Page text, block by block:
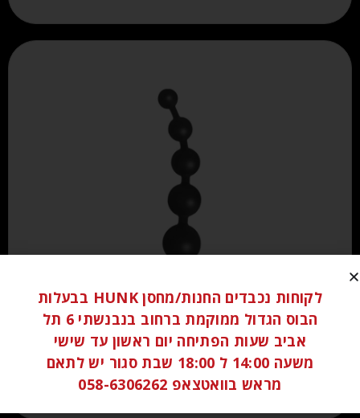
₪160.00
הוספה לסל
לקוחות נכבדים החנות/מחסן HUNK בבעלות
הבוס הגדול ממוקמת ברחוב בנבנשתי 6 תל
אביב שעות הפתיחה יום ראשון עד שישי
משעה 14:00 ל 18:00 שבת סגור יש לתאם
מראש בוואטצאפ 058-6306262